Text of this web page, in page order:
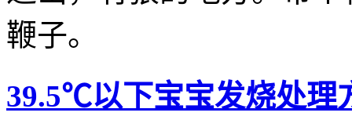
鞭子。
39.5℃以下宝宝发烧处理